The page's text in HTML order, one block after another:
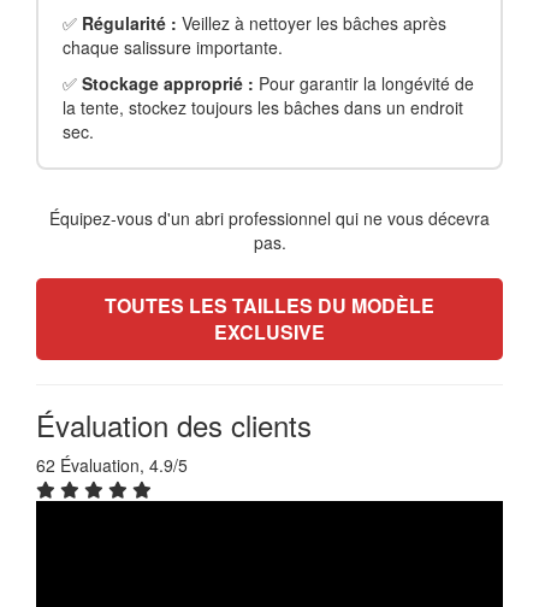
✅ Régularité : Veillez à nettoyer les bâches après
chaque salissure importante.
✅ Stockage approprié : Pour garantir la longévité de
la tente, stockez toujours les bâches dans un endroit
sec.
Équipez-vous d'un abri professionnel qui ne vous décevra
pas.
TOUTES LES TAILLES DU MODÈLE
EXCLUSIVE
Évaluation des clients
62 Évaluation, 4.9/5